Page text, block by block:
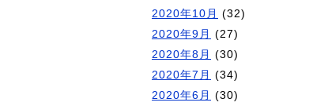
2020年10月
(32)
2020年9月
(27)
2020年8月
(30)
2020年7月
(34)
2020年6月
(30)